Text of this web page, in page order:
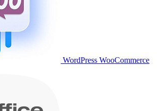
WordPress WooCommerce